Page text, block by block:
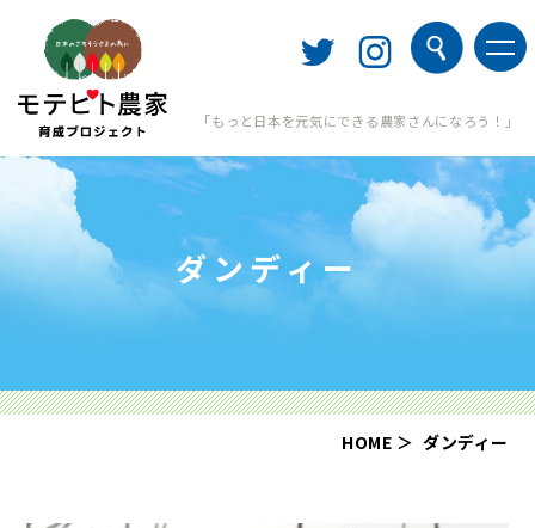
「もっと日本を元気にできる農家さんになろう！」
ダンディー
HOME ダンディー